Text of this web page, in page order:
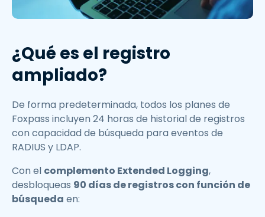
¿Qué es el registro
ampliado?
De forma predeterminada, todos los planes de
Foxpass incluyen 24 horas de historial de registros
con capacidad de búsqueda para eventos de
RADIUS y LDAP.
Con el complemento Extended Logging,
desbloqueas 90 días de registros con función de
búsqueda en: